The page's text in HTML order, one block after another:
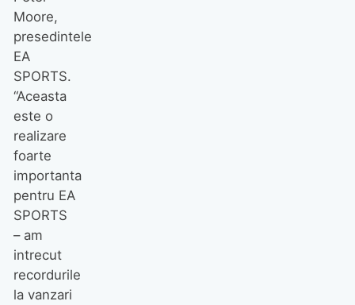
Moore,
presedintele
EA
SPORTS.
“Aceasta
este o
realizare
foarte
importanta
pentru EA
SPORTS
– am
intrecut
recordurile
la vanzari